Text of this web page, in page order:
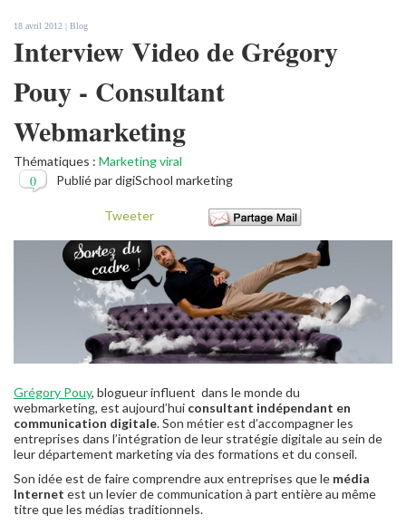
18 avril 2012 | Blog
Interview Video de Grégory
Pouy - Consultant
Webmarketing
Thématiques : Marketing viral
Publié par digiSchool marketing
0
Tweeter
Grégory Pouy, blogueur influent dans le monde du
webmarketing, est aujourd’hui consultant indépendant en
communication digitale. Son métier est d’accompagner les
entreprises dans l’intégration de leur stratégie digitale au sein de
leur département marketing via des formations et du conseil.
Son idée est de faire comprendre aux entreprises que le média
Internet est un levier de communication à part entière au même
titre que les médias traditionnels.